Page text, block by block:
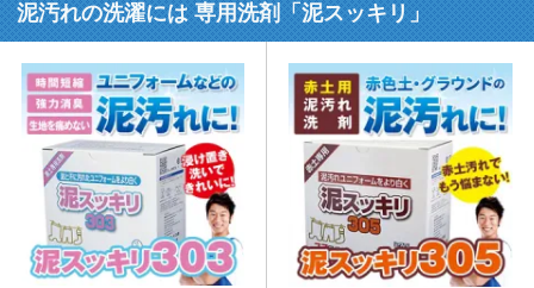
泥汚れの洗濯には 専用洗剤「泥スッキリ」